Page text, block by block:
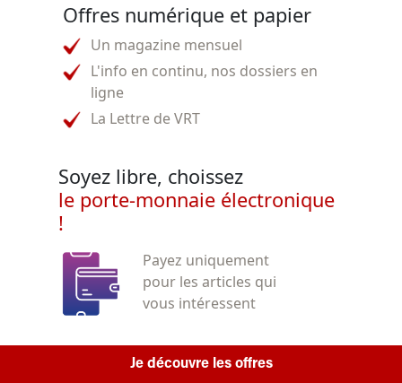
Offres numérique et papier
Un magazine mensuel
L'info en continu, nos dossiers en
ligne
La Lettre de VRT
Soyez libre, choissez
le porte-monnaie électronique
!
Payez uniquement
pour les articles qui
vous intéressent
Je découvre les offres